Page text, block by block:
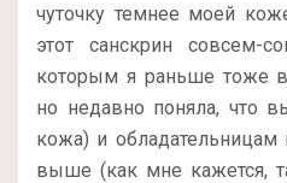
чуточку темнее моей
этот санскрин совсем-
которым я раньше тоже
но недавно поняла, что
кожа) и обладательницам
выше (как мне кажется,